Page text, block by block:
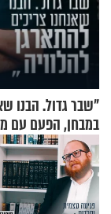
"שבר גדול. הבנו
במבחן, הפעם עם